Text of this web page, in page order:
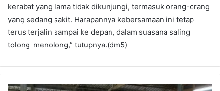
kerabat yang lama tidak dikunjungi, termasuk orang-orang
yang sedang sakit. Harapannya kebersamaan ini tetap
terus terjalin sampai ke depan, dalam suasana saling
tolong-menolong,” tutupnya.(dm5)